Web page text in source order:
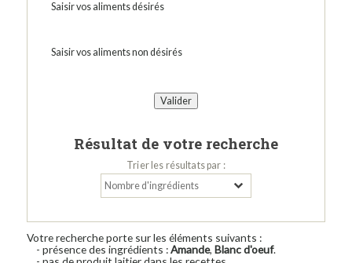
Saisir vos aliments désirés
Saisir vos aliments non désirés
Résultat de votre recherche
Trier les résultats par :
Votre recherche porte sur les éléments suivants :
- présence des ingrédients :Amande, Blanc d'oeuf.